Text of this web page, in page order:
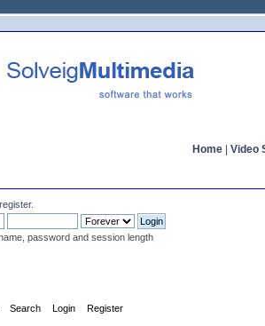
Home Video
register.
password and session length
Search Login Register